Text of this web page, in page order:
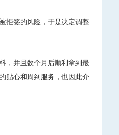
拒签的风险，于是决定调整
，并且数个月后顺利拿到最
贴心和周到服务，也因此介